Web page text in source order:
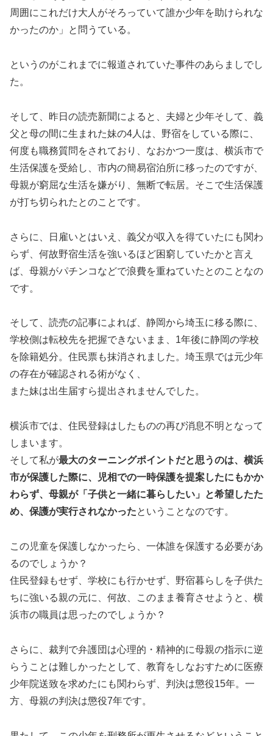
周囲にこれだけ大人がそろっていて誰か少年を助けられな
かったのか」と問うている。
というのがこれまでに報道されていた事件のあらましでし
た。
そして、昨日の読売新聞によると、夫婦と少年そして、義
父と母の間に生まれた妹の4人は、野宿をしている際に、
何度も職務質問をされており、なおかつ一度は、横浜市で
生活保護を受給し、市内の簡易宿泊所に移ったのですが、
母親が窮屈な生活を嫌がり、無断で転居。そこで生活保護
が打ち切られたとのことです。
さらに、日雇いとはいえ、義父が収入を得ていたにも関わ
らず、何故野宿生活を強いるほど困窮していたかと言え
ば、母親がパチンコなどで浪費を重ねていたとのことなの
です。
そして、読売の記事によれば、静岡から埼玉に移る際に、
学校側は転校先を把握できないまま、1年後に静岡の学校
を除籍処分。住民票も抹消されました。埼玉県では元少年
の存在が確認される術がなく、
また妹は出生届すら提出されませんでした。
横浜市では、住民登録はしたものの再び消息不明となって
しまいます。
そして私が最大のターニングポイントだと思うのは、横浜
市が保護した際に、児相での一時保護を提案したにもかか
わらず、母親が「子供と一緒に暮らしたい」と希望したた
め、保護が実行されなかったということなのです。
この児童を保護しなかったら、一体誰を保護する必要があ
るのでしょうか？
住民登録もせず、学校にも行かせず、野宿暮らしを子供た
ちに強いる親の元に、何故、このまま養育させようと、横
浜市の職員は思ったのでしょうか？
さらに、裁判で弁護団は心理的・精神的に母親の指示に逆
らうことは難しかったとして、教育をしなおすために医療
少年院送致を求めたにも関わらず、判決は懲役15年。一
方、母親の判決は懲役7年です。